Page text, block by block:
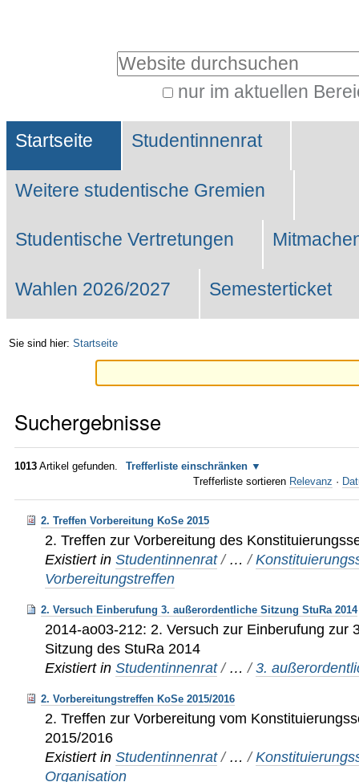
Website durchsuchen
nur im aktuellen
Suche…
Sektionen
Startseite Studentinnenrat
Weitere studentische Gremien
Studentische Vertretungen
Wahlen 2026/2027 Semesterticket
Sie sind hier: Startseite
Suchergebnisse
1013 Artikel gefunden.
Trefferliste einschränken
Trefferliste sortieren Relevanz ·
2. Treffen Vorbereitung KoSe 2015
2. Treffen zur Vorbereitung des
Existiert in Studentinnenrat / …/
Vorbereitungstreffen
2. Versuch Einberufung 3. außerordentliche Sitzung StuRa 2014
2014-ao03-212: 2. Versuch zur Einberufung zur
Sitzung des StuRa 2014
Existiert in Studentinnenrat / …/3.
2. Vorbereitungstreffen KoSe 2015/2016
2. Treffen zur Vorbereitung vom
2015/2016
Existiert in Studentinnenrat / …/
Organisation